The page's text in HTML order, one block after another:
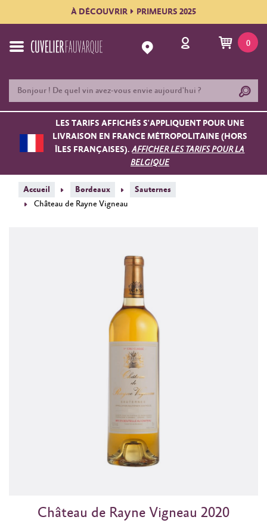
À DÉCOUVRIR PRIMEURS 2025
0
LES TARIFS AFFICHÉS S'APPLIQUENT POUR UNE
LIVRAISON EN FRANCE MÉTROPOLITAINE (HORS
ÎLES FRANÇAISES).AFFICHER LES TARIFS POUR LA
BELGIQUE
Accueil Bordeaux
Sauternes
Château de Rayne Vigneau
Château de Rayne Vigneau 2020